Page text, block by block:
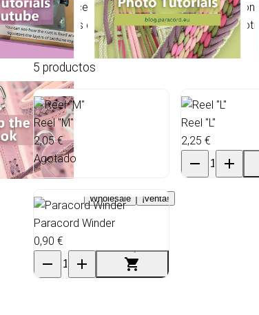
Wholesale ¡venta!
Estos accesorios permiten medir y cortar
proyectos con cuerdas, cordones, cintas y
5 productos
Reel "M"
2,05 €
Agotado
Reel "L"
2,25 €
Paracord Winder
0,90 €